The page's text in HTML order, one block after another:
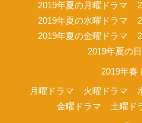
2019年夏の月曜ドラマ
2019年夏の水曜ドラマ
2019年夏の金曜ドラマ
2019年夏の
2019年春
月曜ドラマ 火曜ドラマ
金曜ドラマ
土曜ド